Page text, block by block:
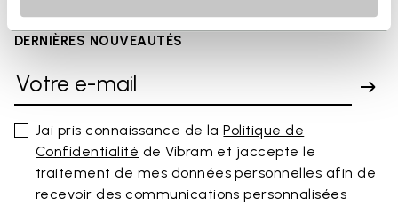
INSCRIVEZ-VOUS POUR NE PAS MANQUER NOS
DERNIÈRES NOUVEAUTÉS
Jai pris connaissance de laPolitique de
Confidentialité de Vibram et jaccepte le
traitement de mes données personnelles afin de
recevoir des communications personnalisées